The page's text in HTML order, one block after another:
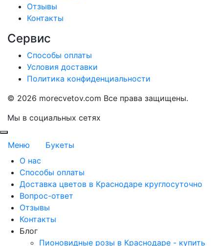
Отзывы
Контакты
Сервис
Способы оплаты
Условия доставки
Политика конфиденциальности
© 2026 morecvetov.com Все права защищены.
Мы в социальных сетях
Меню
Букеты
О нас
Способы оплаты
Доставка цветов в Краснодаре круглосуточно
Вопрос-ответ
Отзывы
Контакты
Блог
Пионовидные розы в Краснодаре - купить